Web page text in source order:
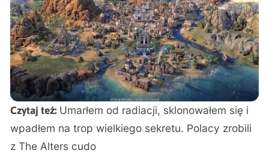
Czytaj też: Umarłem od radiacji, sklonowałem się i
wpadłem na trop wielkiego sekretu. Polacy zrobili
z The Alters cudo